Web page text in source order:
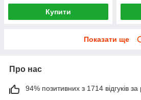
Купити
Показати ще
Про нас
94% позитивних з 1714 відгуків за